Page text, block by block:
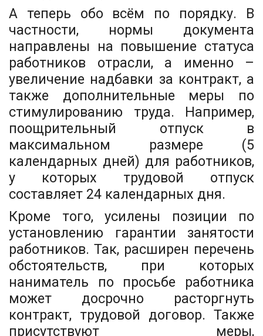
А теперь обо всём по порядку. В
частности, нормы документа
направлены на повышение статуса
работников отрасли, а именно –
увеличение надбавки за контракт, а
также дополнительные меры по
стимулированию труда. Например,
поощрительный отпуск в
максимальном размере (5
календарных дней) для работников,
у которых трудовой отпуск
составляет 24 календарных дня.
Кроме того, усилены позиции по
установлению гарантии занятости
работников. Так, расширен перечень
обстоятельств, при которых
наниматель по просьбе работника
может досрочно расторгнуть
контракт, трудовой договор. Также
присутствуют меры,